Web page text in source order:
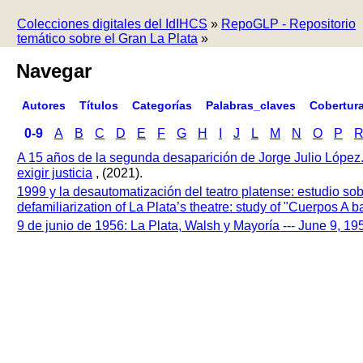
Colecciones digitales del IdIHCS » RepoGLP - Repositorio
temático sobre el Gran La Plata »
Navegar
Autores Títulos Categorías Palabras_claves
0-9 A B C D E F G H J L M N O P
R
A 15 años de la segunda desaparición de Jorge Julio
exigir justicia , (2021).
1999 y la desautomatización del teatro platense: estudio
defamiliarization of La Plata’s theatre: study of "Cuerpos A
9 de junio de 1956: La Plata, Walsh y Mayoría --- June 9,